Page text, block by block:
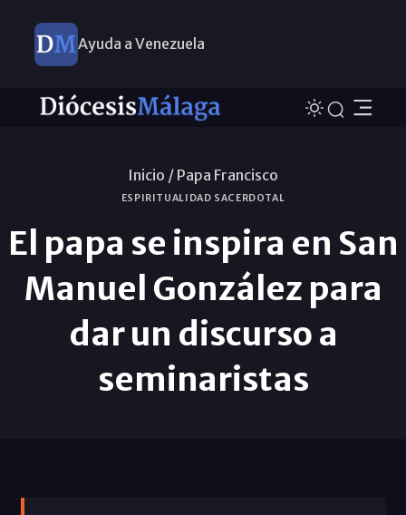
Ayuda a Venezuela
Inicio / Papa Francisco
ESPIRITUALIDAD SACERDOTAL
El papa se inspira en San
Manuel González para
dar un discurso a
seminaristas